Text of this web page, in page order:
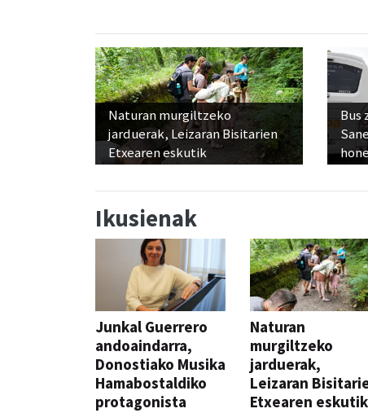
Naturan murgiltzeko
jarduerak, Leizaran Bisitarien
Etxearen eskutik
Bus
Ikusienak
Junkal Guerrero
andoaindarra,
Donostiako Musika
Hamabostaldiko
protagonista
Naturan
murgiltzeko
jarduerak,
Leizaran
Etxearen eskutik